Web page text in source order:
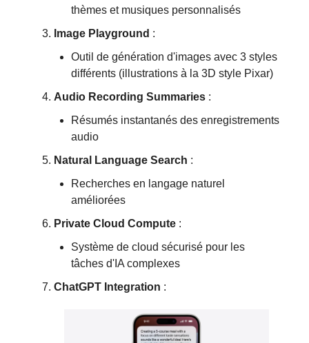
thèmes et musiques personnalisés
Image Playground :
Outil de génération d'images avec 3 styles
différents (illustrations à la 3D style Pixar)
Audio Recording Summaries :
Résumés instantanés des enregistrements
audio
Natural Language Search :
Recherches en langage naturel
améliorées
Private Cloud Compute :
Système de cloud sécurisé pour les
tâches d'IA complexes
ChatGPT Integration :